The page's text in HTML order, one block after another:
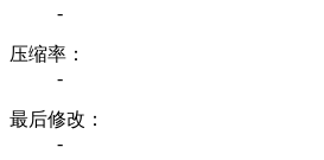
-
压缩率：
-
最后修改：
-